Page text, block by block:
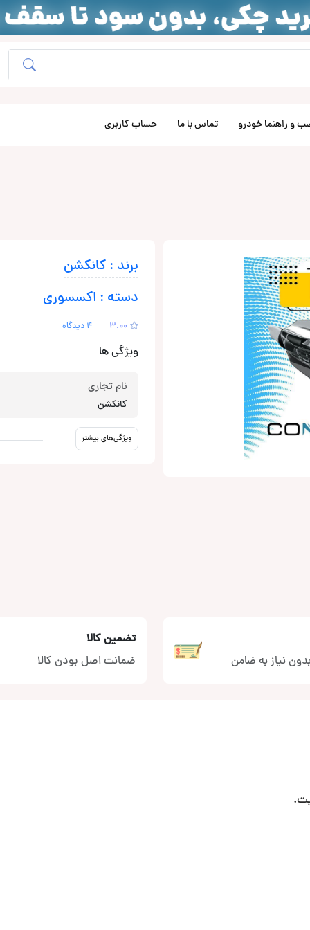
و راهنما خودرو تماس با ما حساب کاربری
برند : کانکشن
دسته : اکسسوری
3.00 4 دیدگاه
ویژگی ها
نام تجاری
کانکشن
ویژگی‌های بیشتر
نیاز به ضامن
تضمین کالا
ضمانت اصل بودن کالا